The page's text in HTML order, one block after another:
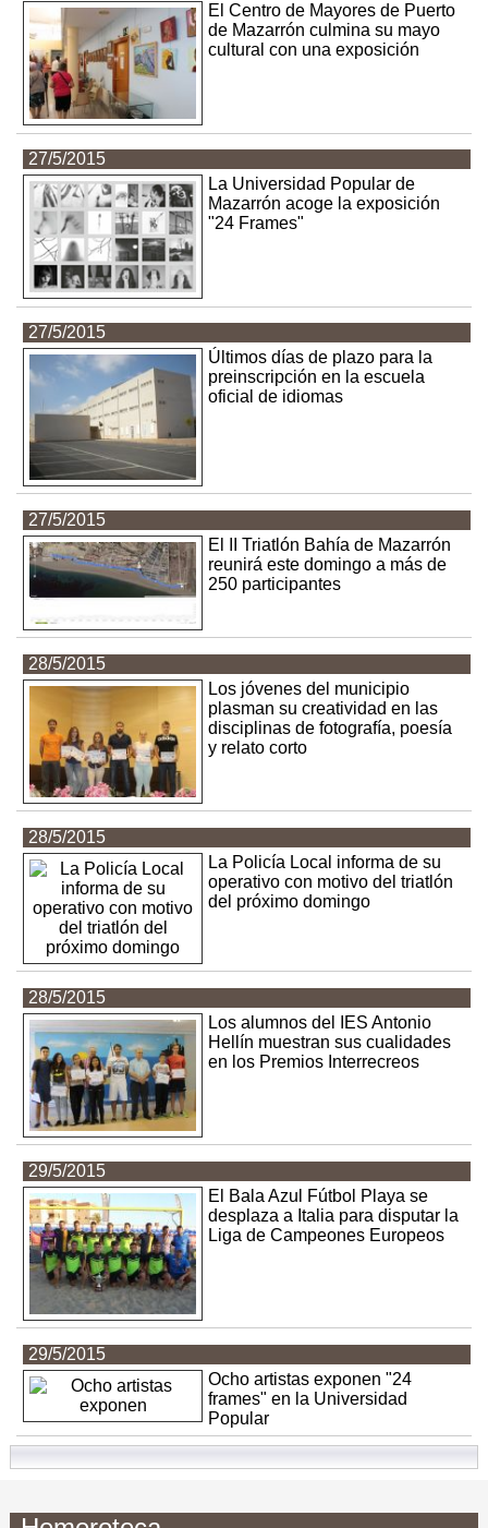
El Centro de Mayores de Puerto
de Mazarrón culmina su mayo
cultural con una exposición
27/5/2015
La Universidad Popular de
Mazarrón acoge la exposición
"24 Frames"
27/5/2015
Últimos días de plazo para la
preinscripción en la escuela
oficial de idiomas
27/5/2015
El II Triatlón Bahía de Mazarrón
reunirá este domingo a más de
250 participantes
28/5/2015
Los jóvenes del municipio
plasman su creatividad en las
disciplinas de fotografía, poesía
y relato corto
28/5/2015
La Policía Local informa de su
operativo con motivo del triatlón
del próximo domingo
28/5/2015
Los alumnos del IES Antonio
Hellín muestran sus cualidades
en los Premios Interrecreos
29/5/2015
El Bala Azul Fútbol Playa se
desplaza a Italia para disputar la
Liga de Campeones Europeos
29/5/2015
Ocho artistas exponen "24
frames" en la Universidad
Popular